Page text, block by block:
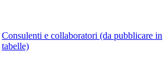
Consulenti e collaboratori (da pubblicare in
tabelle)